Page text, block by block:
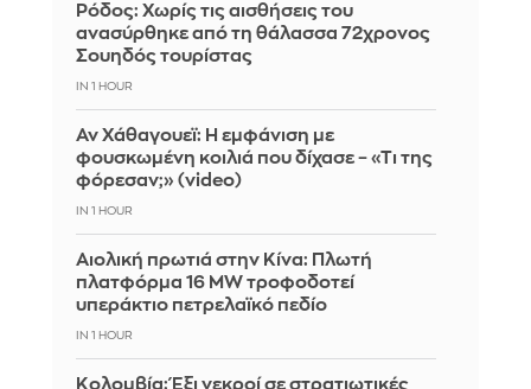
Ρόδος: Χωρίς τις αισθήσεις του
ανασύρθηκε από τη θάλασσα 72χρονος
Σουηδός τουρίστας
IN 1 HOUR
Αν Χάθαγουεϊ: Η εμφάνιση με
φουσκωμένη κοιλιά που δίχασε – «Τι της
φόρεσαν;» (video)
IN 1 HOUR
Αιολική πρωτιά στην Κίνα: Πλωτή
πλατφόρμα 16 MW τροφοδοτεί
υπεράκτιο πετρελαϊκό πεδίο
IN 1 HOUR
Κολομβία: Έξι νεκροί σε στρατιωτικές